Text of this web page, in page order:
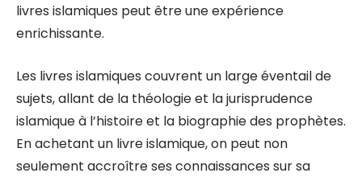
livres islamiques peut être une expérience
enrichissante.
Les livres islamiques couvrent un large éventail de
sujets, allant de la théologie et la jurisprudence
islamique à l’histoire et la biographie des prophètes.
En achetant un livre islamique, on peut non
seulement accroître ses connaissances sur sa